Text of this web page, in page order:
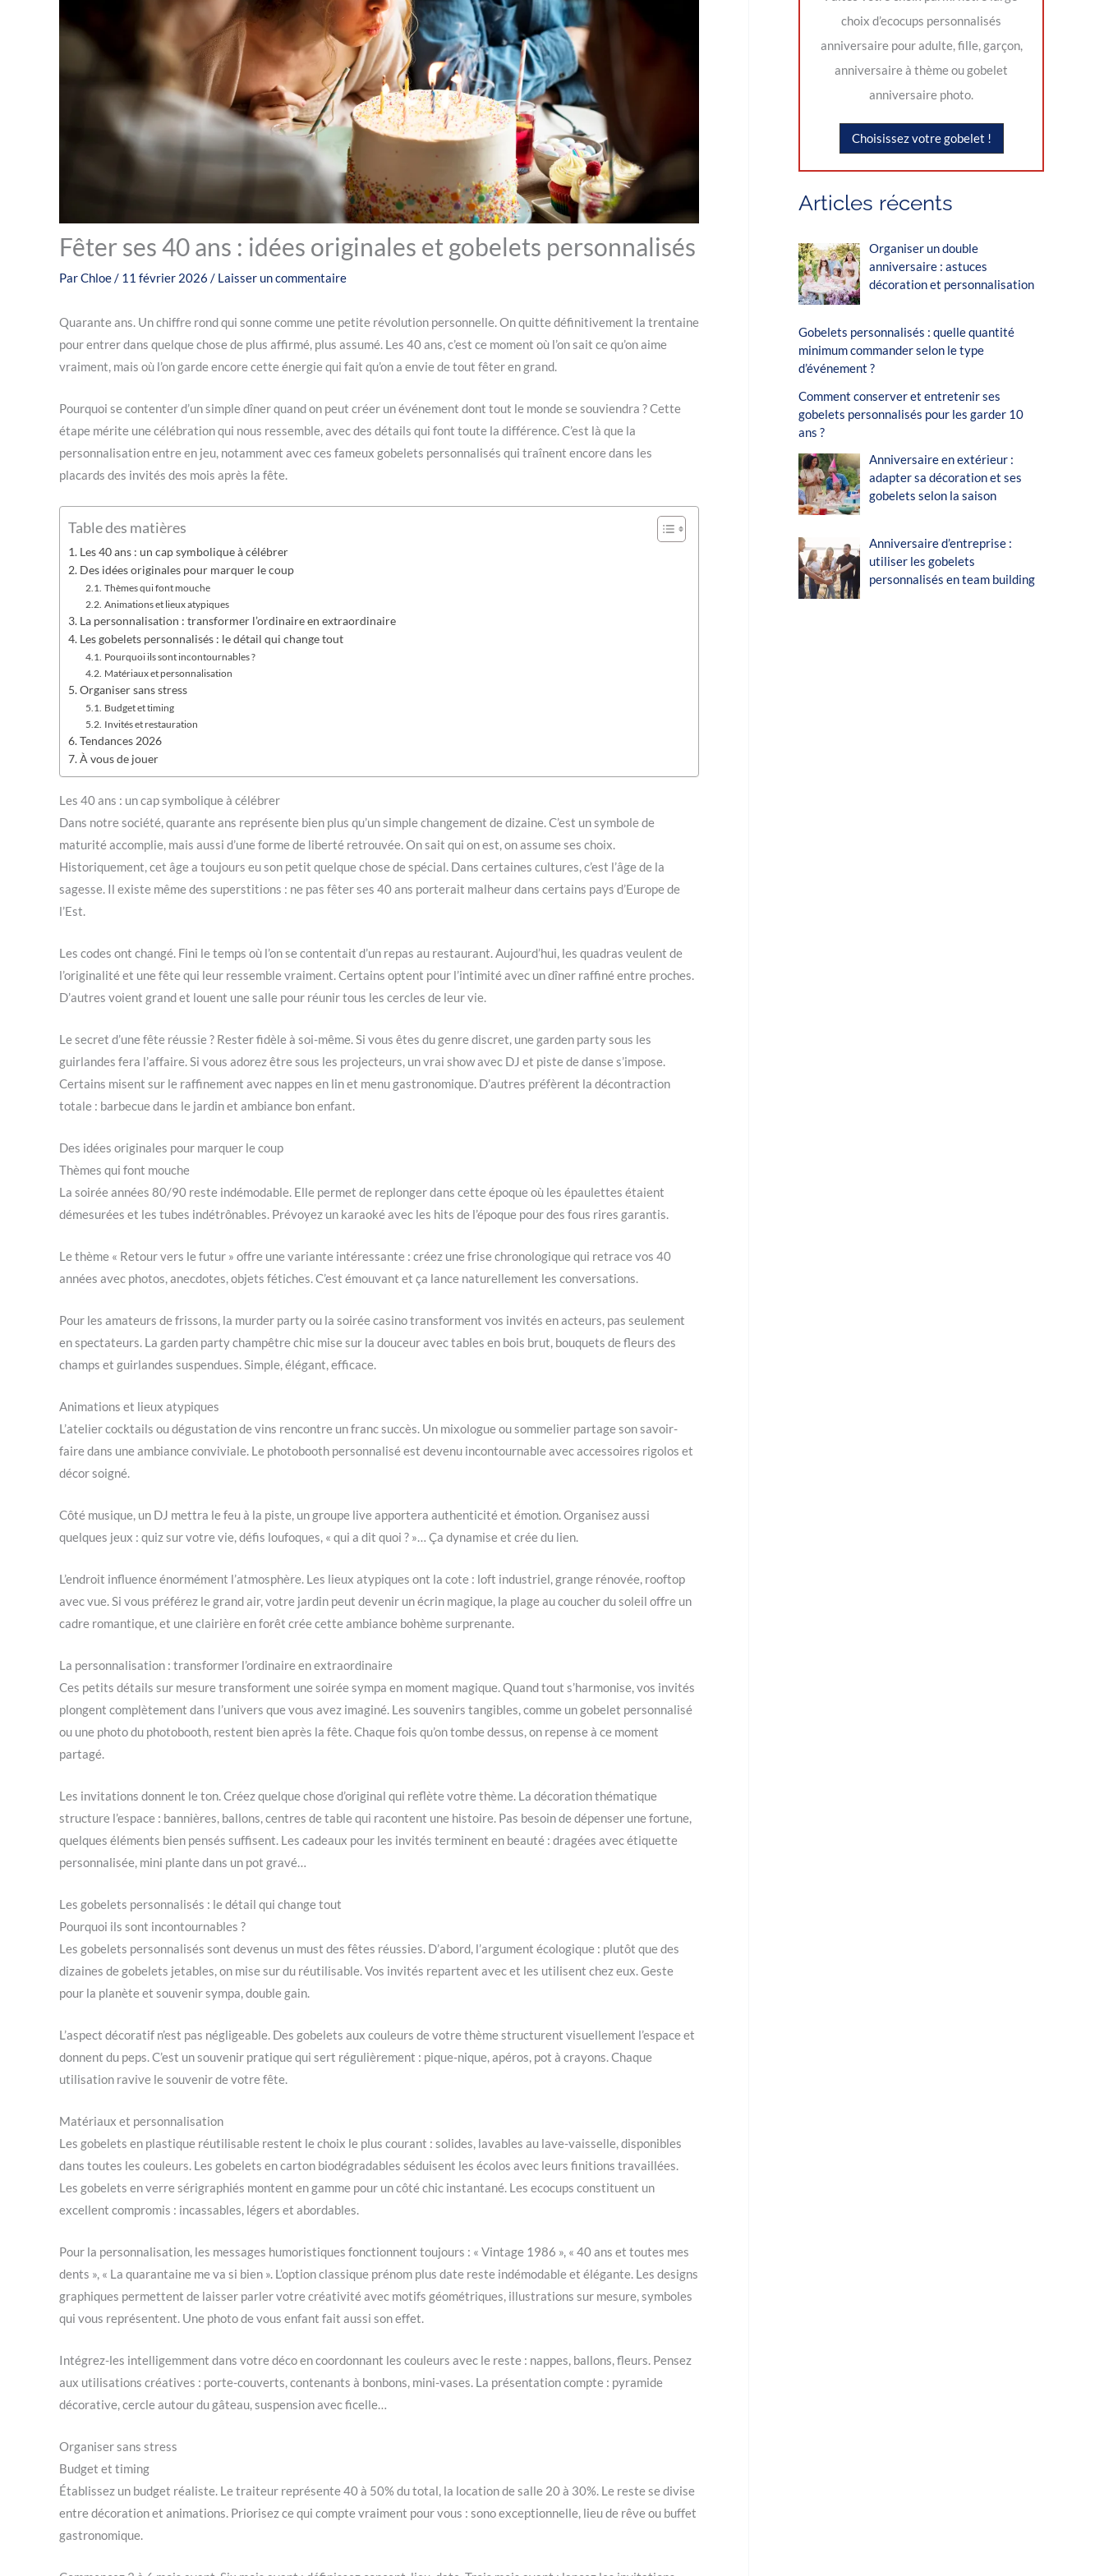
Fêter ses 40 ans : idées originales et gobelets personnalisés
ParChloe/ 11 février 2026 / Laisser un commentaire
Quarante ans. Un chiffre rond qui sonne comme une petite révolution personnelle. On quitte définitivement la trentaine
pour entrer dans quelque chose de plus affirmé, plus assumé. Les 40 ans, c’est ce moment où l’on sait ce qu’on aime
vraiment, mais où l’on garde encore cette énergie qui fait qu’on a envie de tout fêter en grand.
Pourquoi se contenter d’un simple dîner quand on peut créer un événement dont tout le monde se souviendra ? Cette
étape mérite une célébration qui nous ressemble, avec des détails qui font toute la différence. C’est là que la
personnalisation entre en jeu, notamment avec ces fameux gobelets personnalisés qui traînent encore dans les
placards des invités des mois après la fête.
Table des matières
Les 40 ans : un cap symbolique à célébrer
Des idées originales pour marquer le coup
Thèmes qui font mouche
Animations et lieux atypiques
La personnalisation : transformer l’ordinaire en extraordinaire
Les gobelets personnalisés : le détail qui change tout
Pourquoi ils sont incontournables ?
Matériaux et personnalisation
Organiser sans stress
Budget et timing
Invités et restauration
Tendances 2026
À vous de jouer
Les 40 ans : un cap symbolique à célébrer
Dans notre société, quarante ans représente bien plus qu’un simple changement de dizaine. C’est un symbole de
maturité accomplie, mais aussi d’une forme de liberté retrouvée. On sait qui on est, on assume ses choix.
Historiquement, cet âge a toujours eu son petit quelque chose de spécial. Dans certaines cultures, c’est l’âge de la
sagesse. Il existe même des superstitions : ne pas fêter ses 40 ans porterait malheur dans certains pays d’Europe de
l’Est.
Les codes ont changé. Fini le temps où l’on se contentait d’un repas au restaurant. Aujourd’hui, les quadras veulent de
l’originalité et une fête qui leur ressemble vraiment. Certains optent pour l’intimité avec un dîner raffiné entre proches.
D’autres voient grand et louent une salle pour réunir tous les cercles de leur vie.
Le secret d’une fête réussie ? Rester fidèle à soi-même. Si vous êtes du genre discret, une garden party sous les
guirlandes fera l’affaire. Si vous adorez être sous les projecteurs, un vrai show avec DJ et piste de danse s’impose.
Certains misent sur le raffinement avec nappes en lin et menu gastronomique. D’autres préfèrent la décontraction
totale : barbecue dans le jardin et ambiance bon enfant.
Des idées originales pour marquer le coup
Thèmes qui font mouche
La soirée années 80/90 reste indémodable. Elle permet de replonger dans cette époque où les épaulettes étaient
démesurées et les tubes indétrônables. Prévoyez un karaoké avec les hits de l’époque pour des fous rires garantis.
Le thème « Retour vers le futur » offre une variante intéressante : créez une frise chronologique qui retrace vos 40
années avec photos, anecdotes, objets fétiches. C’est émouvant et ça lance naturellement les conversations.
Pour les amateurs de frissons, la murder party ou la soirée casino transforment vos invités en acteurs, pas seulement
en spectateurs. La garden party champêtre chic mise sur la douceur avec tables en bois brut, bouquets de fleurs des
champs et guirlandes suspendues. Simple, élégant, efficace.
Animations et lieux atypiques
L’atelier cocktails ou dégustation de vins rencontre un franc succès. Un mixologue ou sommelier partage son savoir-
faire dans une ambiance conviviale. Le photobooth personnalisé est devenu incontournable avec accessoires rigolos et
décor soigné.
Côté musique, un DJ mettra le feu à la piste, un groupe live apportera authenticité et émotion. Organisez aussi
quelques jeux : quiz sur votre vie, défis loufoques, « qui a dit quoi ? »… Ça dynamise et crée du lien.
L’endroit influence énormément l’atmosphère. Les lieux atypiques ont la cote : loft industriel, grange rénovée, rooftop
avec vue. Si vous préférez le grand air, votre jardin peut devenir un écrin magique, la plage au coucher du soleil offre un
cadre romantique, et une clairière en forêt crée cette ambiance bohème surprenante.
La personnalisation : transformer l’ordinaire en extraordinaire
Ces petits détails sur mesure transforment une soirée sympa en moment magique. Quand tout s’harmonise, vos invités
plongent complètement dans l’univers que vous avez imaginé. Les souvenirs tangibles, comme un gobelet personnalisé
ou une photo du photobooth, restent bien après la fête. Chaque fois qu’on tombe dessus, on repense à ce moment
partagé.
Les invitations donnent le ton. Créez quelque chose d’original qui reflète votre thème. La décoration thématique
structure l’espace : bannières, ballons, centres de table qui racontent une histoire. Pas besoin de dépenser une fortune,
quelques éléments bien pensés suffisent. Les cadeaux pour les invités terminent en beauté : dragées avec étiquette
personnalisée, mini plante dans un pot gravé…
Les gobelets personnalisés : le détail qui change tout
Pourquoi ils sont incontournables ?
Les gobelets personnalisés sont devenus un must des fêtes réussies. D’abord, l’argument écologique : plutôt que des
dizaines de gobelets jetables, on mise sur du réutilisable. Vos invités repartent avec et les utilisent chez eux. Geste
pour la planète et souvenir sympa, double gain.
L’aspect décoratif n’est pas négligeable. Des gobelets aux couleurs de votre thème structurent visuellement l’espace et
donnent du peps. C’est un souvenir pratique qui sert régulièrement : pique-nique, apéros, pot à crayons. Chaque
utilisation ravive le souvenir de votre fête.
Matériaux et personnalisation
Les gobelets en plastique réutilisable restent le choix le plus courant : solides, lavables au lave-vaisselle, disponibles
dans toutes les couleurs. Les gobelets en carton biodégradables séduisent les écolos avec leurs finitions travaillées.
Les gobelets en verre sérigraphiés montent en gamme pour un côté chic instantané. Les ecocups constituent un
excellent compromis : incassables, légers et abordables.
Pour la personnalisation, les messages humoristiques fonctionnent toujours : « Vintage 1986 », « 40 ans et toutes mes
dents », « La quarantaine me va si bien ». L’option classique prénom plus date reste indémodable et élégante. Les designs
graphiques permettent de laisser parler votre créativité avec motifs géométriques, illustrations sur mesure, symboles
qui vous représentent. Une photo de vous enfant fait aussi son effet.
Intégrez-les intelligemment dans votre déco en coordonnant les couleurs avec le reste : nappes, ballons, fleurs. Pensez
aux utilisations créatives : porte-couverts, contenants à bonbons, mini-vases. La présentation compte : pyramide
décorative, cercle autour du gâteau, suspension avec ficelle…
Organiser sans stress
Budget et timing
Établissez un budget réaliste. Le traiteur représente 40 à 50% du total, la location de salle 20 à 30%. Le reste se divise
entre décoration et animations. Priorisez ce qui compte vraiment pour vous : sono exceptionnelle, lieu de rêve ou buffet
gastronomique.
choix d’ecocups personnalisés
anniversaire pour adulte, fille, garçon,
anniversaire à thème ou gobelet
anniversaire photo.
Choisissez votre gobelet !
Articles récents
Organiser un double
anniversaire : astuces
décoration et personnalisation
Gobelets personnalisés : quelle quantité
minimum commander selon le type
d’événement ?
Comment conserver et entretenir ses
gobelets personnalisés pour les garder 10
ans ?
Anniversaire en extérieur :
adapter sa décoration et ses
gobelets selon la saison
Anniversaire d’entreprise :
utiliser les gobelets
personnalisés en team building